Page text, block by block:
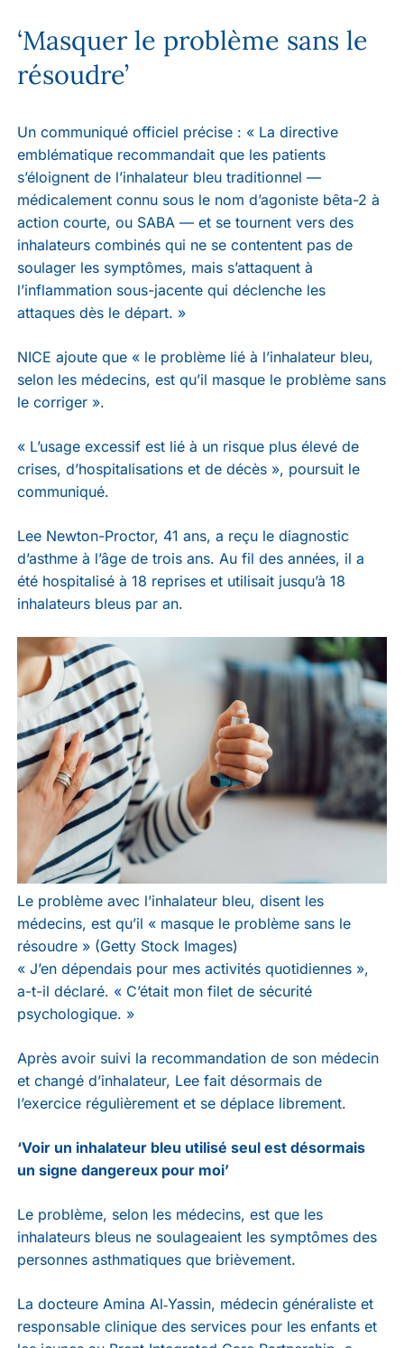
‘Masquer le problème sans le
résoudre’
Un communiqué officiel précise : « La directive
emblématique recommandait que les patients
s’éloignent de l’inhalateur bleu traditionnel —
médicalement connu sous le nom d’agoniste bêta-2 à
action courte, ou SABA — et se tournent vers des
inhalateurs combinés qui ne se contentent pas de
soulager les symptômes, mais s’attaquent à
l’inflammation sous-jacente qui déclenche les
attaques dès le départ. »
NICE ajoute que « le problème lié à l’inhalateur bleu,
selon les médecins, est qu’il masque le problème sans
le corriger ».
« L’usage excessif est lié à un risque plus élevé de
crises, d’hospitalisations et de décès », poursuit le
communiqué.
Lee Newton-Proctor, 41 ans, a reçu le diagnostic
d’asthme à l’âge de trois ans. Au fil des années, il a
été hospitalisé à 18 reprises et utilisait jusqu’à 18
inhalateurs bleus par an.
Le problème avec l’inhalateur bleu, disent les
médecins, est qu’il « masque le problème sans le
résoudre » (Getty Stock Images)
« J’en dépendais pour mes activités quotidiennes »,
a-t-il déclaré. « C’était mon filet de sécurité
psychologique. »
Après avoir suivi la recommandation de son médecin
et changé d’inhalateur, Lee fait désormais de
l’exercice régulièrement et se déplace librement.
‘Voir un inhalateur bleu utilisé seul est désormais
un signe dangereux pour moi’
Le problème, selon les médecins, est que les
inhalateurs bleus ne soulageaient les symptômes des
personnes asthmatiques que brièvement.
La docteure Amina Al‑Yassin, médecin généraliste et
responsable clinique des services pour les enfants et